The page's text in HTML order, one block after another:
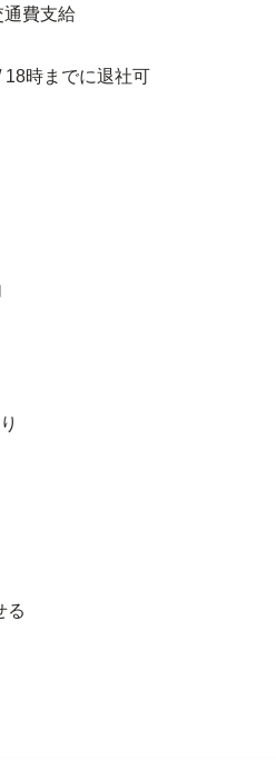
通費支給
18時までに退社可
る